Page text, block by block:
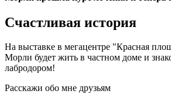
Счастливая история
На выставке в мегацентре "Красная
Морли будет жить в частном доме и
лабродором!
Расскажи обо мне друзьям